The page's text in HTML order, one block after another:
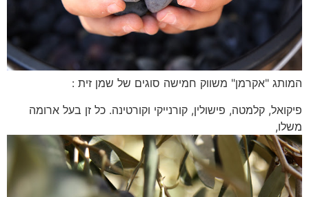
המותג "אקרמן" משווק חמישה סוגים של שמן זית :
פיקואל, קלמטה, פישולין, קורנייקי וקורטינה. כל זן בעל ארומה
משלו,